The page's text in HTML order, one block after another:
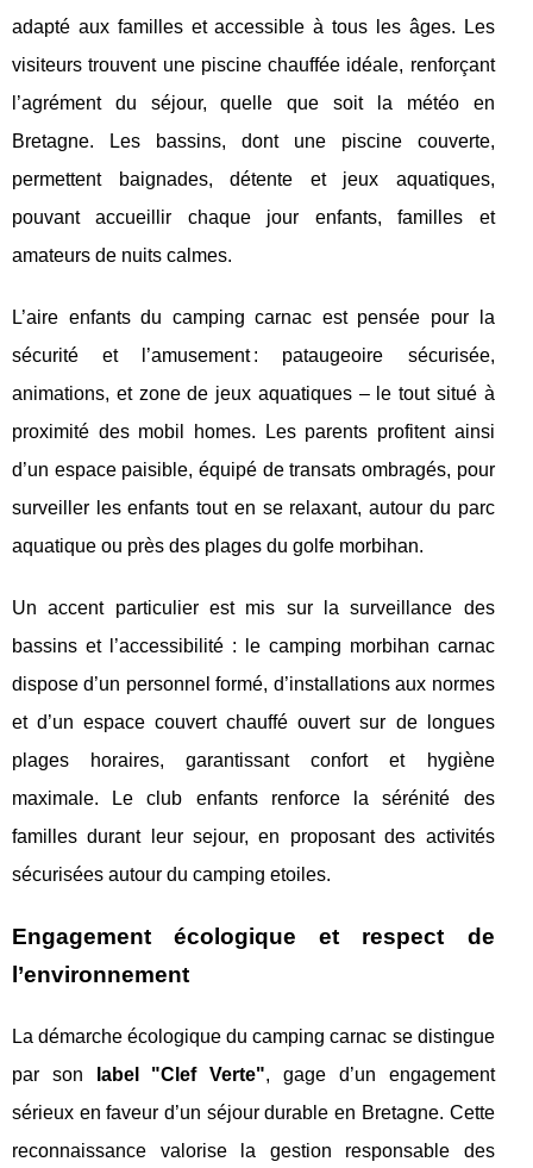
adapté aux familles et accessible à tous les âges. Les
visiteurs trouvent une piscine chauffée idéale, renforçant
l’agrément du séjour, quelle que soit la météo en
Bretagne. Les bassins, dont une piscine couverte,
permettent baignades, détente et jeux aquatiques,
pouvant accueillir chaque jour enfants, familles et
amateurs de nuits calmes.
L’aire enfants du camping carnac est pensée pour la
sécurité et l’amusement : pataugeoire sécurisée,
animations, et zone de jeux aquatiques – le tout situé à
proximité des mobil homes. Les parents profitent ainsi
d’un espace paisible, équipé de transats ombragés, pour
surveiller les enfants tout en se relaxant, autour du parc
aquatique ou près des plages du golfe morbihan.
Un accent particulier est mis sur la surveillance des
bassins et l’accessibilité : le camping morbihan carnac
dispose d’un personnel formé, d’installations aux normes
et d’un espace couvert chauffé ouvert sur de longues
plages horaires, garantissant confort et hygiène
maximale. Le club enfants renforce la sérénité des
familles durant leur sejour, en proposant des activités
sécurisées autour du camping etoiles.
Engagement écologique et respect de
l’environnement
La démarche écologique du camping carnac se distingue
par son
label "Clef Verte", gage d’un engagement
sérieux en faveur d’un séjour durable en Bretagne. Cette
reconnaissance valorise la gestion responsable des